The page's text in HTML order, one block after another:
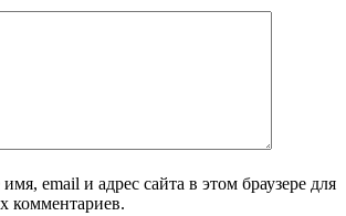
email и адрес сайта в этом браузере для
комментариев.